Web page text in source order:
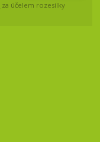
za účelem rozesílky